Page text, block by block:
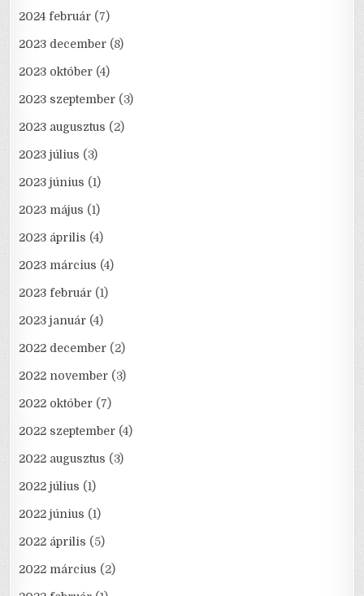
2024 február (7)
2023 december (8)
2023 október (4)
2023 szeptember (3)
2023 augusztus (2)
2023 július (3)
2023 június (1)
2023 május (1)
2023 április (4)
2023 március (4)
2023 február (1)
2023 január (4)
2022 december (2)
2022 november (3)
2022 október (7)
2022 szeptember (4)
2022 augusztus (3)
2022 július (1)
2022 június (1)
2022 április (5)
2022 március (2)